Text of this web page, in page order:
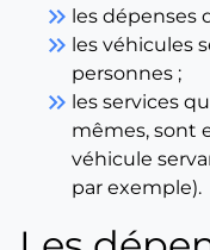
keyboard_double_arrow_right les dépenses
keyboard_double_arrow_right les véhicules
personnes ;
keyboard_double_arrow_right les services
mêmes, sont
véhicule
par exemple).